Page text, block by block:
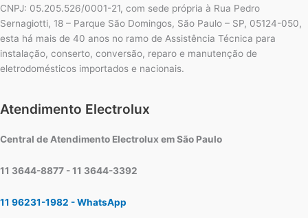
CNPJ: 05.205.526/0001-21, com sede própria à Rua Pedro
Sernagiotti, 18 – Parque São Domingos, São Paulo – SP, 05124-050,
esta há mais de 40 anos no ramo de Assistência Técnica para
instalação, conserto, conversão, reparo e manutenção de
eletrodomésticos importados e nacionais.
Atendimento Electrolux
Central de Atendimento Electrolux em São Paulo
11 3644-8877 - 11 3644-3392
11 96231-1982 - WhatsApp